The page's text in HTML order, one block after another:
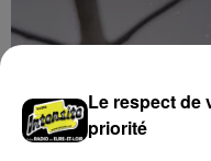
Centre à l'occasion
France.
Le respect de
priorité